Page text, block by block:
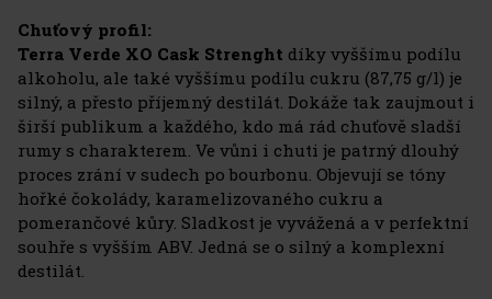
Chuťový profil:
Terra Verde XO Cask Strenght díky vyššímu podílu
alkoholu, ale také vyššímu podílu cukru (87,75 g/l) je
silný, a přesto příjemný destilát. Dokáže tak zaujmout i
širší publikum a každého, kdo má rád chuťově sladší
rumy s charakterem. Ve vůni i chuti je patrný dlouhý
proces zrání v sudech po bourbonu. Objevují se tóny
hořké čokolády, karamelizovaného cukru a
pomerančové kůry. Sladkost je vyvážená a v perfektní
souhře s vyšším ABV. Jedná se o silný a komplexní
destilát.